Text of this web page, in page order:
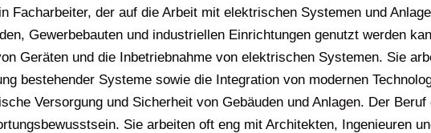
Facharbeiter, der auf die Arbeit mit elektrischen Systemen und
Gewerbebauten und industriellen Einrichtungen genutzt werden
Geräten und die Inbetriebnahme von elektrischen Systemen. Sie
bestehender Systeme sowie die Integration von modernen
Versorgung und Sicherheit von Gebäuden und Anlagen. Der
Sie arbeiten oft eng mit Architekten, Ingenieuren